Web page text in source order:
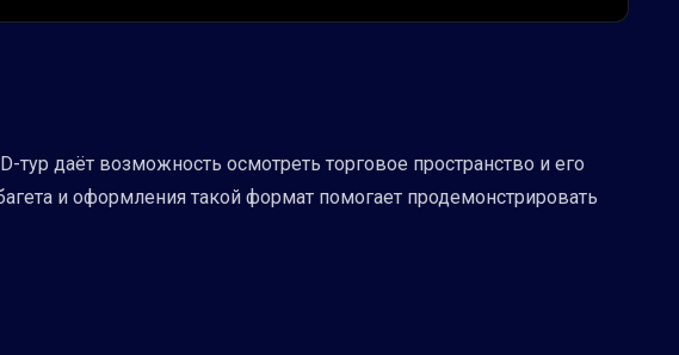
даёт возможность осмотреть торговое пространство и его
и оформления такой формат помогает продемонстрировать